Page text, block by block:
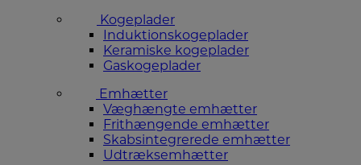
Kogeplader
Induktionskogeplader
Keramiske kogeplader
Gaskogeplader
Emhætter
Væghængte emhætter
Frithængende emhætter
Skabsintegrerede emhætter
Udtræksemhætter